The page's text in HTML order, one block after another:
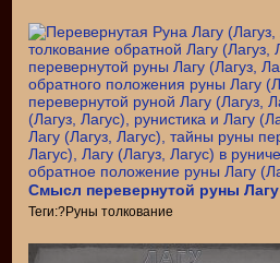
Смысл перевернутой руны Лагу
Теги:?Руны толкование